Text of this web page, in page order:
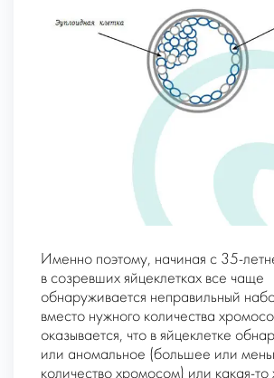
Именно поэтому, начиная с 35-
в созревших яйцеклетках все чаще
обнаруживается неправильный
вместо нужного количества
оказывается, что в яйцеклетке
или аномальное (большее или
количество хромосом) или какая-